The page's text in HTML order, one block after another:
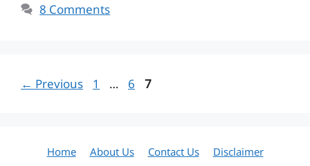
8 Comments
← Previous Page
1 … Page
6 Page
7
Home About Us Contact Us
Disclaimer